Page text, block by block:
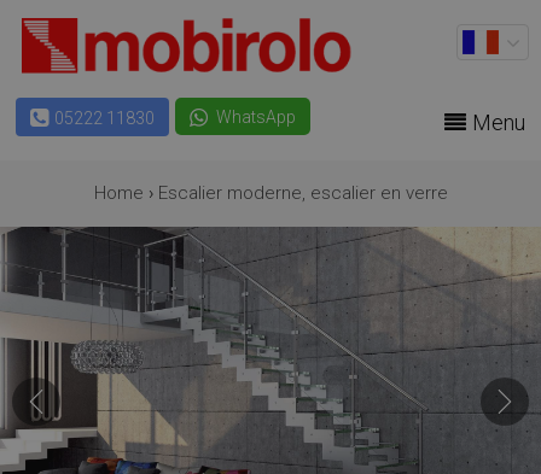
05222 11830 WhatsApp Menu
Home › Escalier moderne, escalier en verre